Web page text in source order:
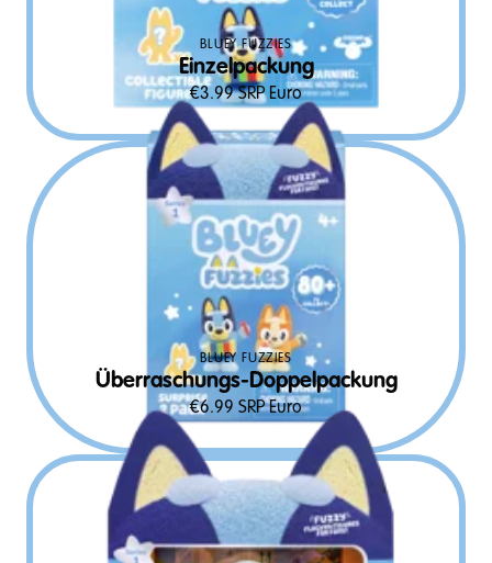
Einzelpackung
BLUEY FUZZIES
€3.99SRP Euro
Überraschungs-Doppelpackung
BLUEY FUZZIES
€6.99 SRP Euro